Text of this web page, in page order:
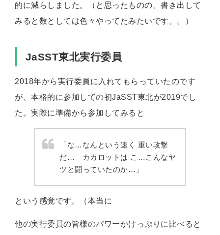
的に減らしました。（と思ったものの、書き出して
みると数としては色々やってたみたいです。。）
JaSST東北実行委員
2018年から実行委員に入れてもらっていたのです
が、本格的に参加しての初JaSST東北が2019でし
た。実際に準備から参加してみると
「な…なんという速く 重い攻撃
だ… カカロットは こ…こんなヤ
ツと闘っていたのか…」
という感覚です。（本当に
他の実行委員の皆様のパワーかけっぷりに比べると